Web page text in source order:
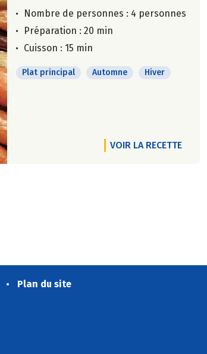
Nombre de personnes : 4 personnes
Préparation : 20 min
Cuisson : 15 min
Plat principal Automne Hiver
VOIR LA RECETTE
Plan du site